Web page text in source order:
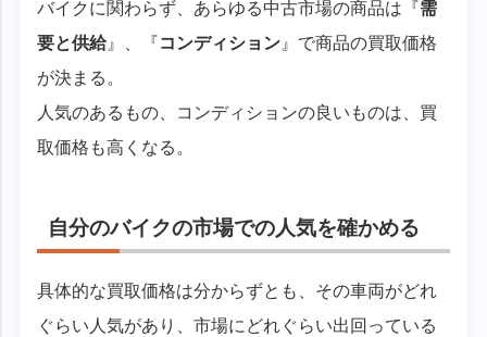
バイクに関わらず、あらゆる中古市場の商品は『需
要と供給』、『コンディション 』で商品の買取価格
が決まる。
人気のあるもの、コンディションの良いものは、買
取価格も高くなる。
自分のバイクの市場での人気を確かめる
具体的な買取価格は分からずとも、その車両がどれ
ぐらい人気があり、市場にどれぐらい出回っている